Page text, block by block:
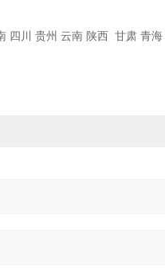
四川 贵州 云南 陕西 甘肃 青